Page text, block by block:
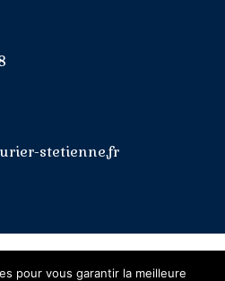
stetienne.fr
pour vous garantir la meilleure